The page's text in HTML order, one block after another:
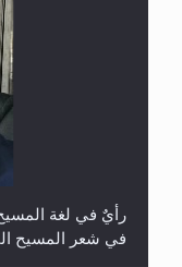
حفل توزيع
في شعر المسيح